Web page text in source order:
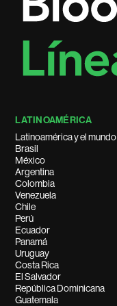
LATINOAMÉRICA
Latinoamérica y el mundo
Brasil
México
Argentina
Colombia
Venezuela
Chile
Perú
Ecuador
Panamá
Uruguay
Costa Rica
El Salvador
República Dominicana
Guatemala